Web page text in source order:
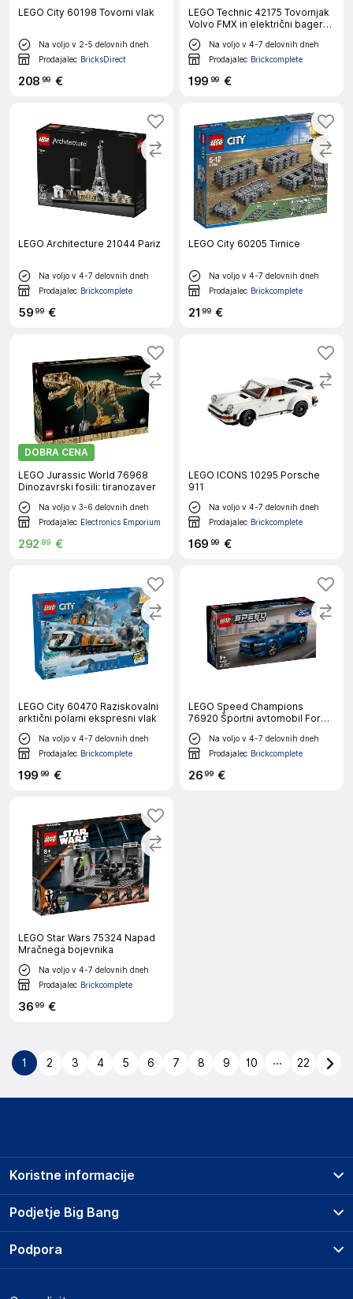
LEGO City 60198 Tovorni vlak
Na voljo v 2-5 delovnih dneh
Prodajalec BricksDirect
208 99 €
LEGO Technic 42175 Tovornjak
Volvo FMX in električni bager
EC230
Na voljo v 4-7 delovnih dneh
Prodajalec Brickcomplete
199 99 €
LEGO Architecture 21044 Pariz
Na voljo v 4-7 delovnih dneh
Prodajalec Brickcomplete
5999 €
LEGO City 60205 Tirnice
Na voljo v 4-7 delovnih dneh
Prodajalec Brickcomplete
21 99 €
DOBRA CENA
LEGO Jurassic World 76968
Dinozavrski fosili: tiranozaver
Na voljo v 3-6 delovnih dneh
Prodajalec Electronics Emporium
292 89 €
LEGO ICONS 10295 Porsche
911
Na voljo v 4-7 delovnih dneh
Prodajalec Brickcomplete
169 99 €
LEGO City 60470 Raziskovalni
arktični polarni ekspresni vlak
Na voljo v 4-7 delovnih dneh
Prodajalec Brickcomplete
199 99 €
LEGO Speed Champions
76920 Športni avtomobil Ford
Mustang Dark Horse
Na voljo v 4-7 delovnih dneh
Prodajalec Brickcomplete
2699 €
LEGO Star Wars 75324 Napad
Mračnega bojevnika
Na voljo v 4-7 delovnih dneh
Prodajalec Brickcomplete
3699 €
1 2 3 4 5 6 7 8 9 10 ... 22
Podjetje Big Bang
O podjetju
Koristne informacije
Prodajna mesta
Storitve
Dostava, vnos in odvoz
Podpora